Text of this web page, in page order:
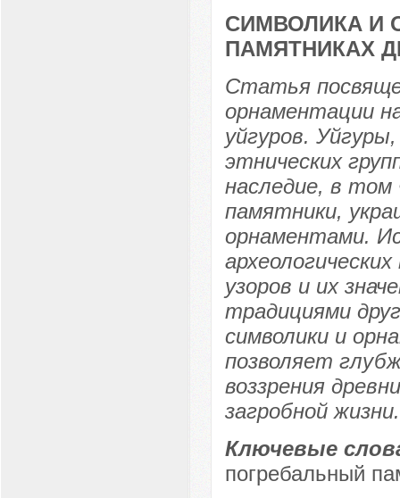
СИМВОЛИКА И
ПАМЯТНИКАХ
Статья
орнаментации
уйгуров.
этнических
наследие, в том
памятники,
орнаментами.
узоров и их
традициями
символики и
позволяет
воззрения
загробной жизни.
Ключевые
погребальный